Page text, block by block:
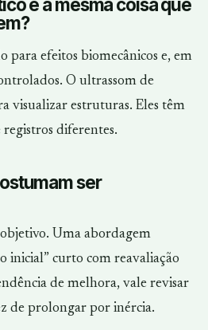
é a mesma coisa que
para efeitos biomecânicos e, em
O ultrassom de
visualizar estruturas. Eles têm
diferentes.
ser
Uma abordagem
inicial” curto com reavaliação
de melhora, vale revisar
de prolongar por inércia.